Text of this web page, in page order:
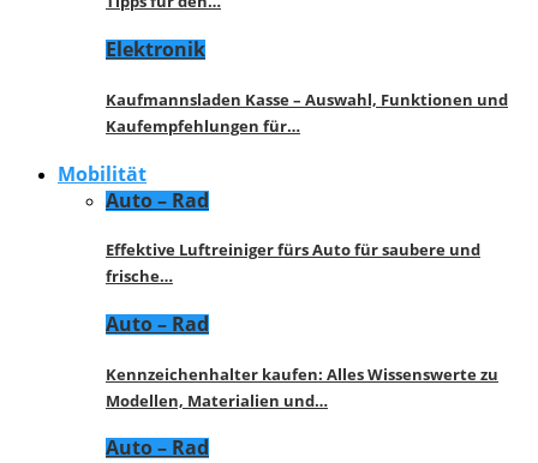
Elektronik
Kaufmannsladen Kasse – Auswahl, Funktionen und
Kaufempfehlungen für…
Mobilität
Auto – Rad
Effektive Luftreiniger fürs Auto für saubere und
frische…
Auto – Rad
Kennzeichenhalter kaufen: Alles Wissenswerte zu
Modellen, Materialien und…
Auto – Rad